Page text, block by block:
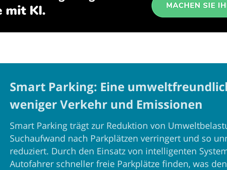
Smart Parking: Eine
weniger Verkehr und Emissionen
Smart Parking trägt zur Reduktion von
Suchaufwand nach Parkplätzen verringert und so
reduziert. Durch den Einsatz von intelligenten
Autofahrer schneller freie Parkplätze finden, was